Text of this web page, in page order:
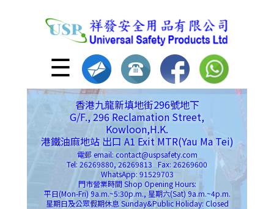
☰
香港九龍新填地街296號地下
G/F., 296 Reclamation Street,
Kowloon,H.K.
港鐵油麻地站 出口 A1 Exit MTR(Yau Ma Tei)
電郵 email: contact@uspsafety.com
Tel: 26269880, 26269813 Fax: 26269600
WhatsApp: 91529703
門市營業時間 Shop Opening Hours:
平日(Mon-Fri) 9a.m.~5:30p.m., 星期六(Sat) 9a.m.~4p.m.
星期日及公眾假期休息 Sunday&Public Holiday: Closed